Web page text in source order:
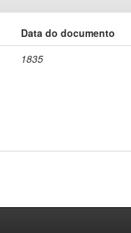
Data do documento
1835